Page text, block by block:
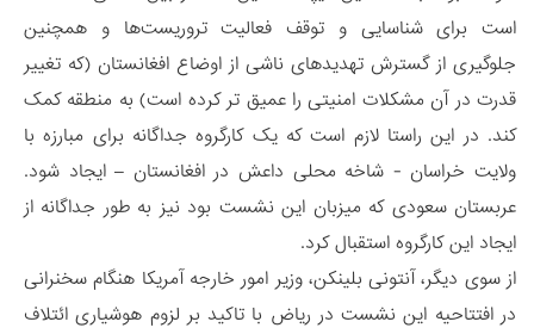
است برای شناسایی و توقف فعالیت تروریست‌ها و همچنین
جلوگیری از گسترش تهدیدهای ناشی از اوضاع افغانستان (که تغییر
قدرت در آن مشکلات امنیتی را عمیق تر کرده است) به منطقه کمک
کند. در این راستا لازم است که یک کارگروه جداگانه برای مبارزه با
ولایت خراسان - شاخه محلی داعش در افغانستان – ایجاد شود.
عربستان سعودی که میزبان این نشست بود نیز به طور جداگانه از
ایجاد این کارگروه استقبال کرد.
از سوی دیگر، آنتونی بلینکن، وزیر امور خارجه آمریکا هنگام سخنرانی
در افتتاحیه این نشست در ریاض با تاکید بر لزوم هوشیاری ائتلاف